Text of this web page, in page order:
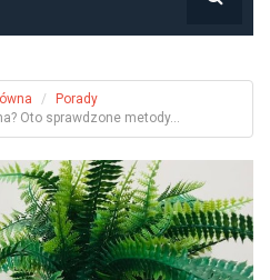
Porady
Oto sprawdzone metody...